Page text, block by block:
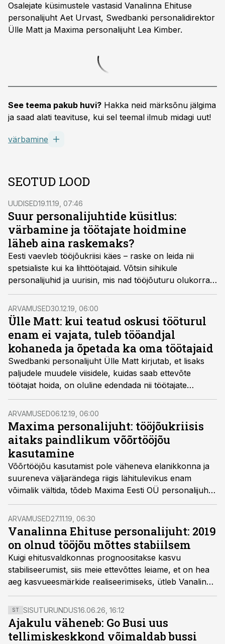
Osalejate küsimustele vastasid Vanalinna Ehituse
personalijuht Aet Urvast, Swedbanki personalidirektor
Ülle Matt ja Maxima personalijuht Lea Kimber.
See teema pakub huvi? Hakka neid märksõnu jälgima
ja saad alati teavituse, kui sel teemal ilmub midagi uut!
värbamine
SEOTUD LOOD
UUDISED19.11.19, 07:46
Suur personalijuhtide küsitlus:
värbamine ja töötajate hoidmine
läheb aina raskemaks?
Eesti vaevleb tööjõukriisi käes – raske on leida nii
spetsialiste kui ka lihttöötajaid. Võtsin sihikule
personalijuhid ja uurisin, mis nad tööjõuturu olukorrast
arvavad ja kuidas teha nii, et hea töötaja ettevõttes
püsiks ehk milliseid motiveerimisviise kasutatakse.
Samuti uurisin uue aasta plaanide kohta – kas
ettevõtetes luuakse uusi ametikohti juurde või neid
hoopis vähendatakse? Ja kas sellega tunnetatakse ka
lähenevat majanduskriisi?
ARVAMUSED30.12.19, 06:00
Ülle Matt: kui teatud oskusi tööturul
enam ei vajata, tuleb tööandjal
kohaneda ja õpetada ka oma töötajaid
Swedbanki personalijuht Ülle Matt kirjutab, et lisaks
paljudele muudele viisidele, kuidas saab ettevõte
töötajat hoida, on oluline edendada nii töötajate
füüsilist kui ka vaimset tervist.
ARVAMUSED06.12.19, 06:00
Maxima personalijuht: tööjõukriisis
aitaks paindlikum võõrtööjõu
kasutamine
Võõrtööjõu kasutamist pole väheneva elanikkonna ja
suureneva väljarändega riigis lähitulevikus enam
võimalik vältida, tõdeb Maxima Eesti OÜ personalijuht
Lea Kimber.
ARVAMUSED27.11.19, 06:30
Vanalinna Ehituse personalijuht: 2019
on olnud tööjõu mõttes stabiilsem
Kuigi ehitusvaldkonnas prognoositakse kasvu
stabiliseerumist, siis meie ettevõttes leiame, et on hea
aeg kasvueesmärkide realiseerimiseks, ütleb Vanalinna
Ehitus OÜ personalijuht ja juhatuse liige Aet Urvast.
ST SISUTURUNDUS16.06.26, 16:12
Ajakulu väheneb: Go Busi uus
tellimiskeskkond võimaldab bussi